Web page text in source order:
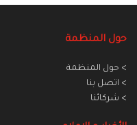
حول المنظمة
> حول المنظمة
> اتصل بنا
> شركائنا